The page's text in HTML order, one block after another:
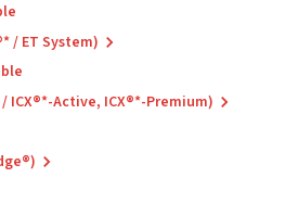
/ ET System)
ICX®*-Active, ICX®*-Premium)